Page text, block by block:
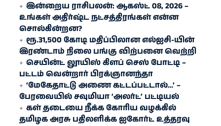
இன்றைய ராசிபலன்: ஆகஸ்ட் 08, 2026 –
உங்கள் அதிர்ஷ்ட நட்சத்திரங்கள் என்ன
சொல்கின்றன?
ரூ.31,500 கோடி மதிப்பிலான எல்ஐசி-​யின்
இரண்​டாம் நிலை பங்கு விற்பனை வெற்றி
செயின்ட் லூயிஸ் கிளப் செஸ் போட்டி –
பட்டம் வென்றார் பிரக்ஞானந்தா
‘மேகேதாட்டு அணை கட்டப்பட்டால்…’ –
பேரவையில் சவுமியா ‘அலர்ட்’ பட்டியல்
கள் தடையை நீக்க கோரிய வழக்கில்
தமிழக அரசு பதிலளிக்க ஐகோர்ட் உத்தரவு